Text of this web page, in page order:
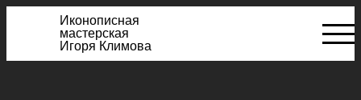
Иконописная
мастерская
Игоря Климова